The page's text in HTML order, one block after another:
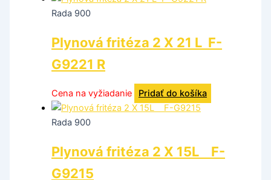
Rada 900
Plynová fritéza 2 X 21 L F-
G9221 R
Cena na vyžiadanie Pridať do košíka
Rada 900
Plynová fritéza 2 X 15L F-
G9215